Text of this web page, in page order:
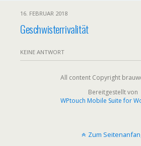
16. FEBRUAR 2018
Geschwisterrivalität
KEINE ANTWORT
All content Copyright
Bereitgestellt von
WPtouch Mobile Suite for
Zum